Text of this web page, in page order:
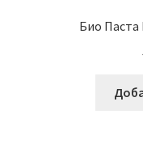
Био Паста